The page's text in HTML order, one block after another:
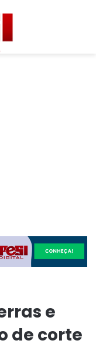
e
de corte